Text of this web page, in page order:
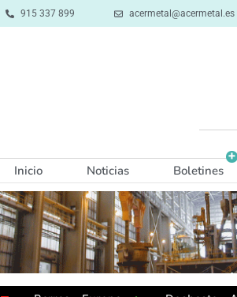
915 337 899 acermetal@acermetal.es
Inicio Noticias Boletines